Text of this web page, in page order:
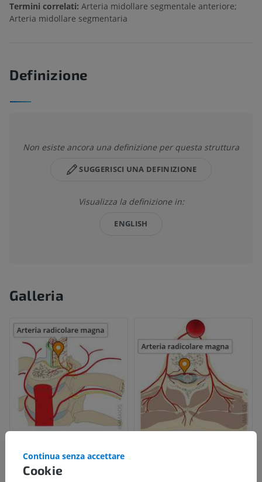
Termini correlati: Arteria midollare segmentale anteriore;
Arteria midollare segmentaria
Definizione
Non esiste ancora una definizione per questa struttura
SUGGERISCI UNA DEFINIZIONE
Visualizza la definizione in:
ENGLISH
Galleria
Cookie
Continua senza accettare